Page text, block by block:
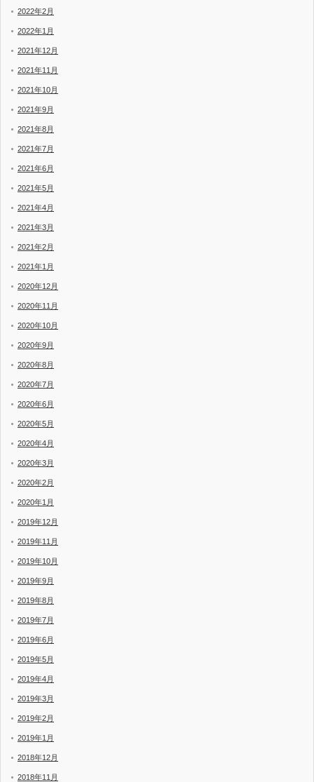
2022年2月
2022年1月
2021年12月
2021年11月
2021年10月
2021年9月
2021年8月
2021年7月
2021年6月
2021年5月
2021年4月
2021年3月
2021年2月
2021年1月
2020年12月
2020年11月
2020年10月
2020年9月
2020年8月
2020年7月
2020年6月
2020年5月
2020年4月
2020年3月
2020年2月
2020年1月
2019年12月
2019年11月
2019年10月
2019年9月
2019年8月
2019年7月
2019年6月
2019年5月
2019年4月
2019年3月
2019年2月
2019年1月
2018年12月
2018年11月